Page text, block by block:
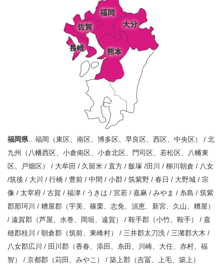
福岡県 …福岡（東区、南区、博多区、早良区、西区、中央区） / 北
九州（八幡西区、小倉南区、小倉北区、門司区、若松区、八幡東
区、戸畑区） / 大牟田 / 久留米 / 直方 / 飯塚 /田川 / 柳川朝倉 / 八女
/筑後 / 大川 / 行橋 / 豊前 / 中間 / 小郡 / 筑紫野 / 春日 / 大野城 / 宗
像 / 太宰府 / 古賀 / 福津 / うきは / 宮若 / 嘉麻 / みやま / 糸島 / 筑紫
郡那珂川 / 糟屋郡（宇美、篠栗、志免、須恵、新宮、久山、糟屋）
/ 遠賀郡（芦屋、水巻、岡垣、遠賀） / 鞍手郡（小竹、鞍手） / 嘉
穂郡桂川 / 朝倉郡（筑前、東峰村） / 三井郡太刀洗 / 三潴郡大木 /
八女郡広川 / 田川郡（香春、添田、糸田、川崎、大任、赤村、福
智） / 京都郡（苅田、みやこ） / 築上郡（吉冨、上毛、築上）